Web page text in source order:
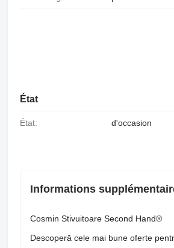
État
État: d'occasion
Informations
Cosmin Stivuitoare Second Hand®
Descoperă cele mai bune oferte